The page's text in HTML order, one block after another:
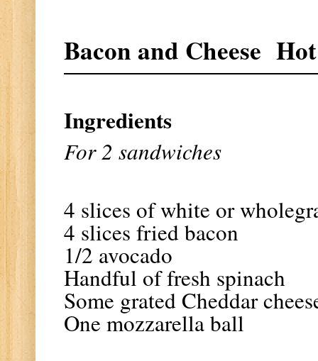
Bacon and Cheese
Ingredients
For 2 sandwiches
4 slices of white or
4 slices fried bacon
1/2 avocado
Handful of fresh spinach
Some grated Cheddar
One mozzarella ball